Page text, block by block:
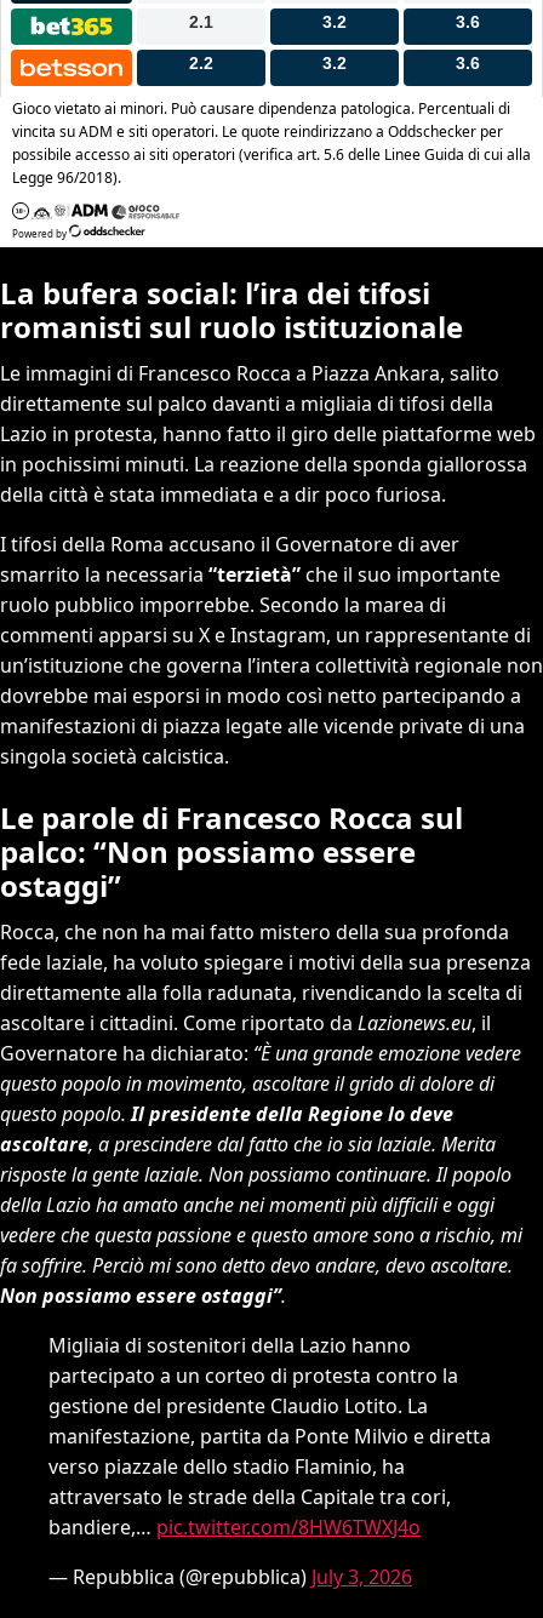
La bufera social: l’ira dei tifosi
romanisti sul ruolo istituzionale
Le immagini di Francesco Rocca a Piazza Ankara, salito
direttamente sul palco davanti a migliaia di tifosi della
Lazio in protesta, hanno fatto il giro delle piattaforme web
in pochissimi minuti. La reazione della sponda giallorossa
della città è stata immediata e a dir poco furiosa.
I tifosi della Roma accusano il Governatore di aver
smarrito la necessaria “terzietà”che il suo importante
ruolo pubblico imporrebbe. Secondo la marea di
commenti apparsi su X e Instagram, un rappresentante di
un’istituzione che governa l’intera collettività regionale non
dovrebbe mai esporsi in modo così netto partecipando a
manifestazioni di piazza legate alle vicende private di una
singola società calcistica.
Le parole di Francesco Rocca sul
palco: “Non possiamo essere
ostaggi”
Rocca, che non ha mai fatto mistero della sua profonda
fede laziale, ha voluto spiegare i motivi della sua presenza
direttamente alla folla radunata, rivendicando la scelta di
ascoltare i cittadini. Come riportato da Lazionews.eu, il
Governatore ha dichiarato: “È una grande emozione vedere
questo popolo in movimento, ascoltare il grido di dolore di
questo popolo.Il presidente della Regione lo deve
ascoltare, a prescindere dal fatto che io sia laziale. Merita
risposte la gente laziale. Non possiamo continuare. Il popolo
della Lazio ha amato anche nei momenti più difficili e oggi
vedere che questa passione e questo amore sono a rischio, mi
fa soffrire. Perciò mi sono detto devo andare, devo ascoltare.
Non possiamo essere ostaggi”.
Migliaia di sostenitori della Lazio hanno
partecipato a un corteo di protesta contro la
gestione del presidente Claudio Lotito. La
manifestazione, partita da Ponte Milvio e diretta
verso piazzale dello stadio Flaminio, ha
attraversato le strade della Capitale tra cori,
bandiere,… pic.twitter.com/8HW6TWXJ4o
— Repubblica (@repubblica) July 3, 2026